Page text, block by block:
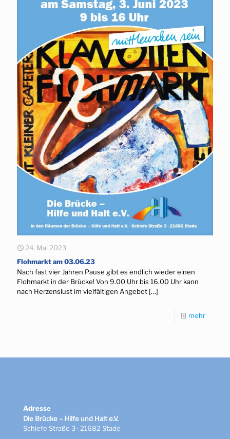
24. Mai 2023
Flohmarkt am 03.06.23
Nach fast vier Jahren Pause gibt es endlich wieder einen
Flohmarkt in der Brücke! Von 9.00 Uhr bis 16.00 Uhr kann
nach Herzenslust im vielfältigen Angebot […]
mehr
Adresse
Die Brücke – Hilfe und Halt e.V.
Schiefe Straße 3 · 21682 Stade